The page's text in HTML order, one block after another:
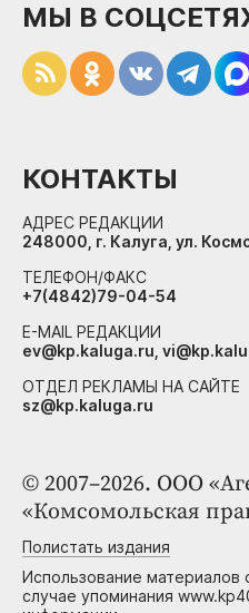
© 2007–2026. ООО
«Комсомольская
Полистать издания
Использование материалов
случае упоминания
МЫ В
КОНТАКТЫ
АДРЕС РЕДАКЦИИ
248000, г. Калуга, ул.
ТЕЛЕФОН/ФАКС
+7(4842)79-04-54
E-MAIL РЕДАКЦИИ
ev@kp.kaluga.ru,
ОТДЕЛ РЕКЛАМЫ НА САЙТЕ
sz@kp.kaluga.ru